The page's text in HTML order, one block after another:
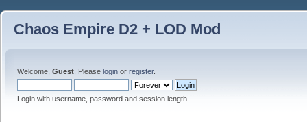
Chaos Empire D2 + LOD Mod
Welcome, Guest . Please login or register.
Login with username, password and session length